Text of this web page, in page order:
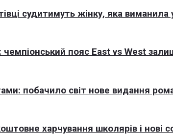
судитимуть жінку, яка
пояс East vs West
побачило світ нове видання
харчування школярів і нові